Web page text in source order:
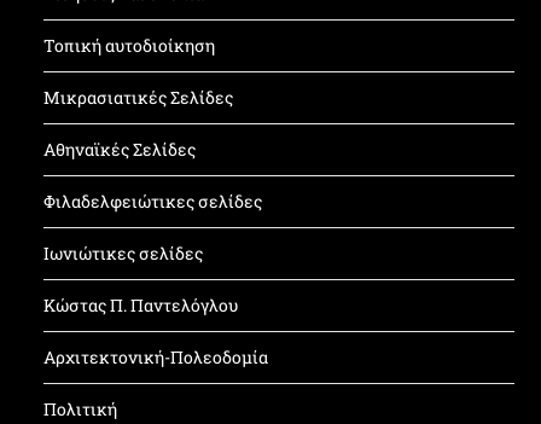
Τοπική αυτοδιοίκηση
Μικρασιατικές Σελίδες
Αθηναϊκές Σελίδες
Φιλαδελφειώτικες σελίδες
Ιωνιώτικες σελίδες
Κώστας Π. Παντελόγλου
Αρχιτεκτονική-Πολεοδομία
Πολιτική